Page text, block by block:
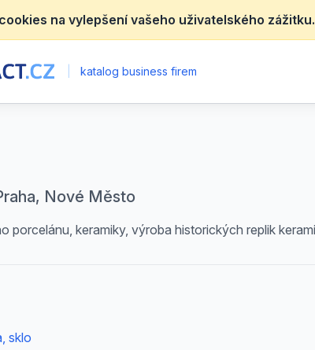
na vylepšení vašeho uživatelského zážitku.
katalog business firem
Nové Město
porcelánu, keramiky, výroba historických replik
sklo